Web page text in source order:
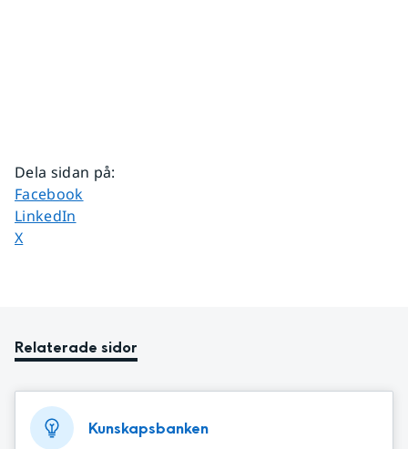
Dela sidan på:
Dela sidan på
Facebook
Dela sidan på
LinkedIn
Dela sidan på
X
Relaterade sidor
Kunskapsbanken